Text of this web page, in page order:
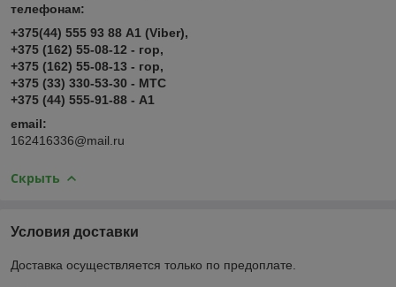
телефонам:
+375(44) 555 93 88 А1 (Viber),
+375 (162) 55-08-12 - гор,
+375 (162) 55-08-13 - гор,
+375 (33) 330-53-30 - МТС
+375 (44) 555-91-88 - А1
email:
162416336@mail.ru
Скрыть
Условия доставки
Доставка осуществляется только по предоплате.